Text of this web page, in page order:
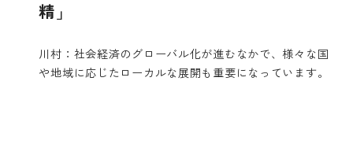
精」
川村：社会経済のグローバル化が進むなかで、様々な国
や地域に応じたローカルな展開も重要になっています。